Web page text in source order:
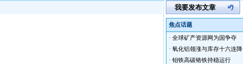
我要发布文章
焦点话题
· 全球矿产资源网为国争夺
· 氧化铝领涨与库存十六连降
· 钼铁高碳铬铁持稳运行